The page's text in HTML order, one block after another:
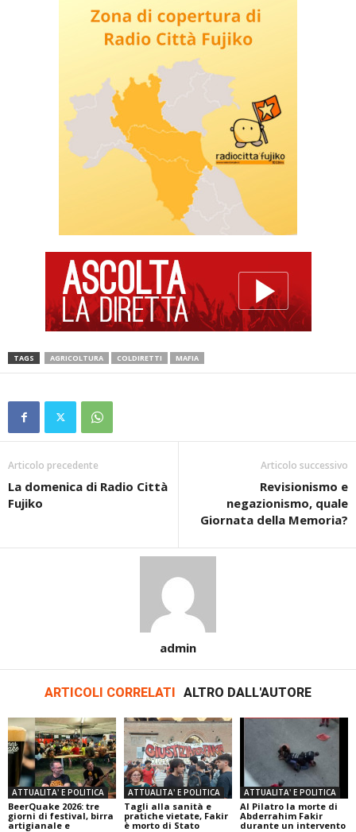
TAGS AGRICOLTURA COLDIRETTI MAFIA
Articolo precedente
La domenica di Radio Città
Fujiko
Articolo successivo
Revisionismo e
negazionismo, quale
Giornata della Memoria?
admin
ARTICOLI CORRELATI ALTRO DALL'AUTORE
ATTUALITA' E POLITICA
BeerQuake 2026: tre
giorni di festival, birra
artigianale e
ATTUALITA' E POLITICA
Tagli alla sanità e
pratiche vietate, Fakir
è morto di Stato
ATTUALITA' E POLITICA
Al Pilatro la morte di
Abderrahim Fakir
durante un intervento